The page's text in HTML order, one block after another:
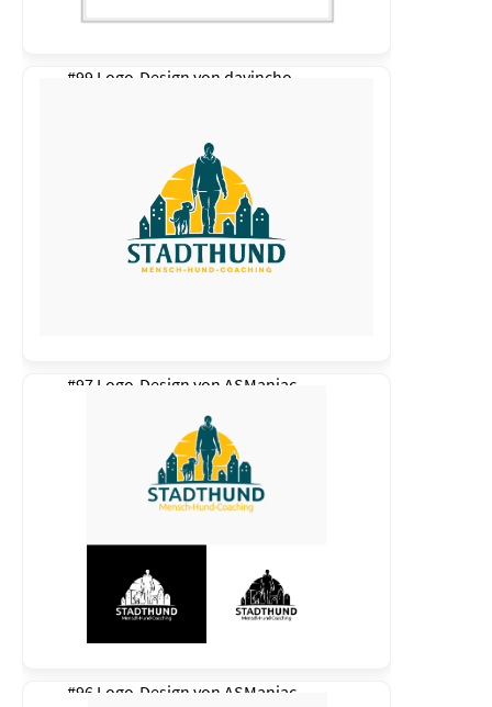
#99 Logo-Design von davincho
#97 Logo-Design von ASManiac
#96 Logo-Design von ASManiac